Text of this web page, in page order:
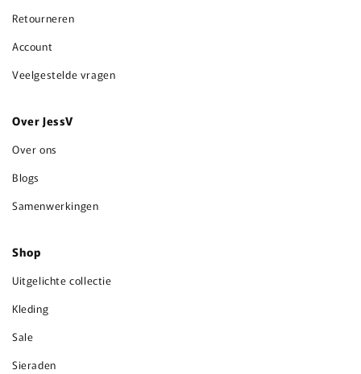
Retourneren
Account
Veelgestelde vragen
Over JessV
Over ons
Blogs
Samenwerkingen
Shop
Uitgelichte collectie
Kleding
Sale
Sieraden